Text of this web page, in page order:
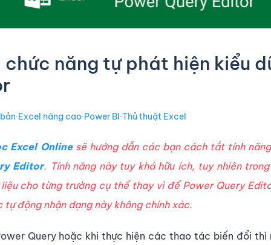
chức năng tự phát hiện kiểu
∙Excel nâng cao∙Power BI∙Thủ thuật Excel
Excel Onlinesẽ hướng dẫn các bạn cách tắt tính
Editor. Tính năng này tuy khá hữu ích, tuy nhiên
cho từng trường cụ thể thay vì để Power Query
động nhận dạng này không chính xác.
Query hoặc khi thực hiện các thao tác biến đổi